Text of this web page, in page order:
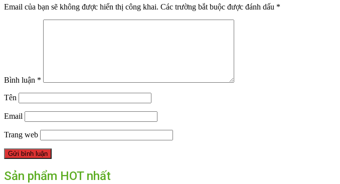
Email của bạn sẽ không được hiển thị công khai. Các trường bắt buộc được đánh dấu *
Bình luận *
Tên
Email
Trang web
Sản phẩm HOT nhất